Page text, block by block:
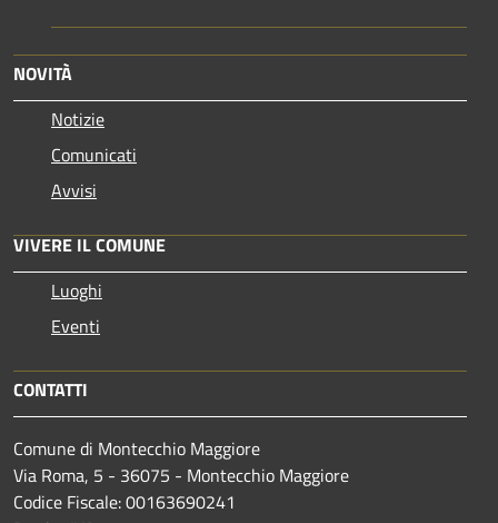
NOVITÀ
Notizie
Comunicati
Avvisi
VIVERE IL COMUNE
Luoghi
Eventi
CONTATTI
Comune di Montecchio Maggiore
Via Roma, 5 - 36075 - Montecchio Maggiore
Codice Fiscale: 00163690241